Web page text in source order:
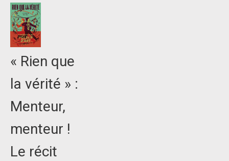
« Rien que
la vérité » :
Menteur,
menteur !
Le récit